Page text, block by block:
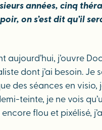
années, cinq
on s’est dit qu’il
j’ouvre
dont j’ai besoin. Je
des séances en
teinte, je ne vois
flou et pixélisé,